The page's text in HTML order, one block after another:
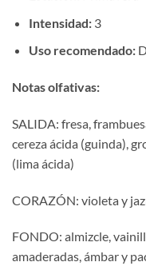
Intensidad:3
Uso recomendado:
Notas olfativas:
SALIDA: fresa,
cereza ácida (guinda),
(lima ácida)
CORAZÓN: violeta y
FONDO: almizcle,
amaderadas, ámbar y